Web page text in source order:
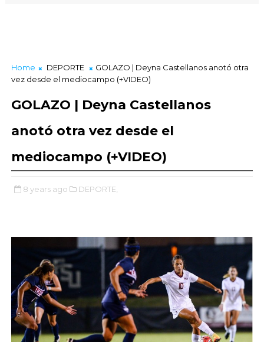
Home DEPORTE
GOLAZO | Deyna Castellanos anotó otra
vez desde el mediocampo (+VIDEO)
GOLAZO | Deyna Castellanos
anotó otra vez desde el
mediocampo (+VIDEO)
8 years ago DEPORTE,